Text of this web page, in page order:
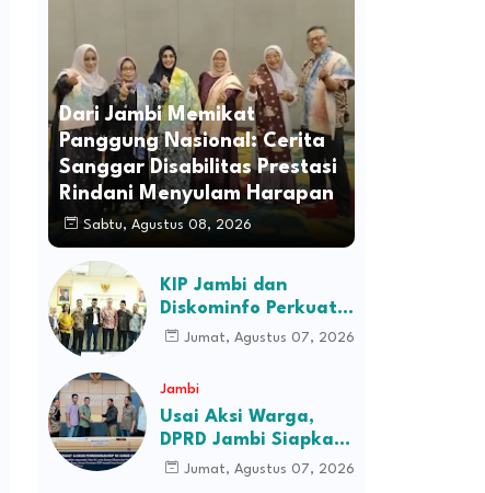
Dari Jambi Memikat
Panggung Nasional: Cerita
Sanggar Disabilitas Prestasi
Rindani Menyulam Harapan
Sabtu, Agustus 08, 2026
KIP Jambi dan
Diskominfo Perkuat
Sinergi dengan
Komisioner
Jumat, Agustus 07, 2026
Jambi
Usai Aksi Warga,
DPRD Jambi Siapkan
RDP Jalan Simpang
Jumat, Agustus 07, 2026